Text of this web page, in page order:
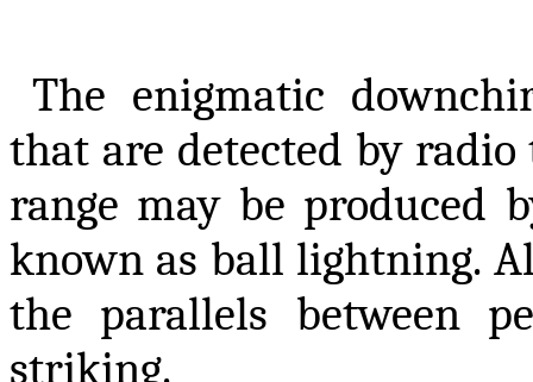
The enigmatic
that are detected by radio
range may be produced
known as ball lightning.
the parallels between
striking.